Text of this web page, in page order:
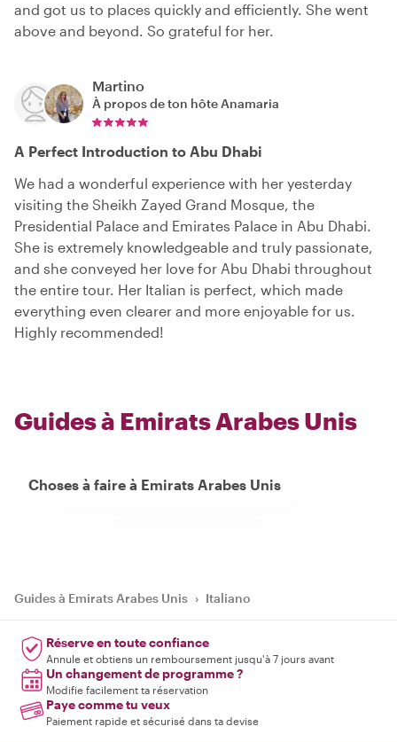
and got us to places quickly and efficiently. She went
above and beyond. So grateful for her.
Martino
À propos de ton hôte Anamaria
A Perfect Introduction to Abu Dhabi
We had a wonderful experience with her yesterday
visiting the Sheikh Zayed Grand Mosque, the
Presidential Palace and Emirates Palace in Abu Dhabi.
She is extremely knowledgeable and truly passionate,
and she conveyed her love for Abu Dhabi throughout
the entire tour. Her Italian is perfect, which made
everything even clearer and more enjoyable for us.
Highly recommended!
Guides à Emirats Arabes Unis
Choses à faire à Emirats Arabes Unis
Guides à Emirats Arabes Unis › Italiano
Réserve en toute confiance
Annule et obtiens un remboursement jusqu'à 7 jours avant
Un changement de programme ?
Modifie facilement ta réservation
Paye comme tu veux
Paiement rapide et sécurisé dans ta devise